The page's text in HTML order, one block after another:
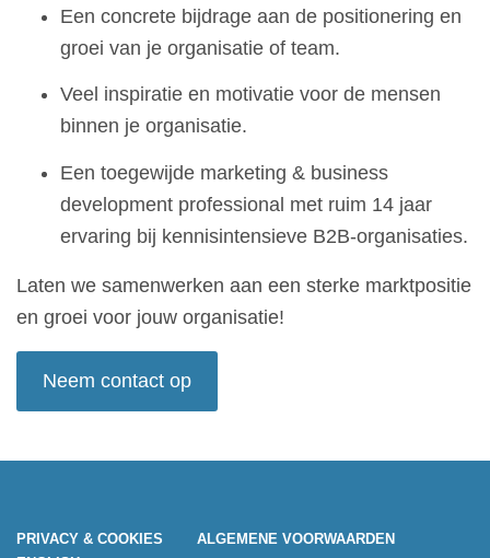
Een concrete bijdrage aan de positionering en
groei van je organisatie of team.
Veel inspiratie en motivatie voor de mensen
binnen je organisatie.
Een toegewijde marketing & business
development professional met ruim 14 jaar
ervaring bij kennisintensieve B2B-organisaties.
Laten we samenwerken aan een sterke marktpositie
en groei voor jouw organisatie!
Neem contact op
PRIVACY & COOKIES
ALGEMENE VOORWAARDEN